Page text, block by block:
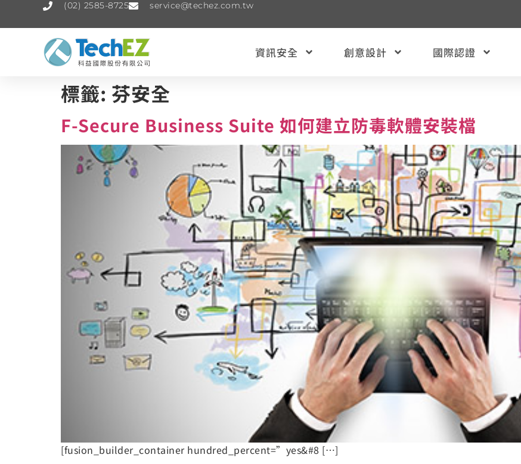
(02) 2585-8725 service@techez.com.tw
資訊安全 創意設計 國際認證
標籤: 芬安全
F-Secure Business Suite 如何建立防毒軟體安裝檔
[fusion_builder_container hundred_percent=”yes&#8 […]